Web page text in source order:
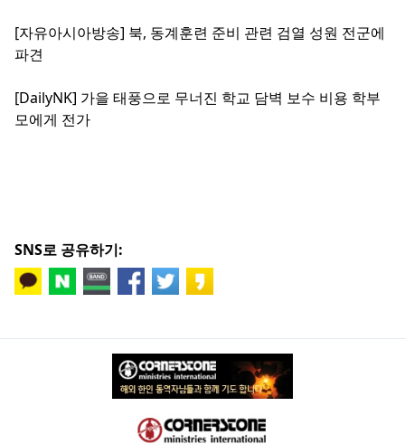
[자유아시아방송] 북, 동계훈련 준비 관련 검열 성원 전군에
파견
[DailyNK] 가을 태풍으로 무너진 학교 담벽 보수 비용 학부
모에게 전가
SNS로 공유하기: